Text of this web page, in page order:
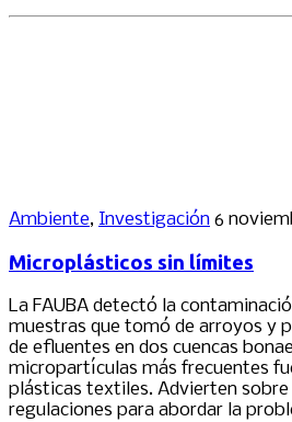
Ambiente, Investigación 6
Microplásticos sin límites
La FAUBA detectó la
muestras que tomó de arroyos y
de efluentes en dos cuencas
micropartículas más frecuentes
plásticas textiles. Advierten
regulaciones para abordar la